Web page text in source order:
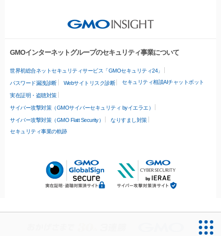
GMOインターネットグループのセキュリティ事業について
世界初総合ネットセキュリティサービス「GMOセキュリティ24」
パスワード漏洩診断 Webサイトリスク診断 セキュリティ相談AIチャットボット
実在証明・盗聴対策
サイバー攻撃対策（GMOサイバーセキュリティ byイエラエ）
サイバー攻撃対策（GMO Flatt Security）
なりすまし対策
セキュリティ事業の軌跡